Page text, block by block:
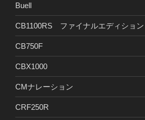
Buell
CB1100RS ファイナルエディション
CB750F
CBX1000
CMナレーション
CRF250R